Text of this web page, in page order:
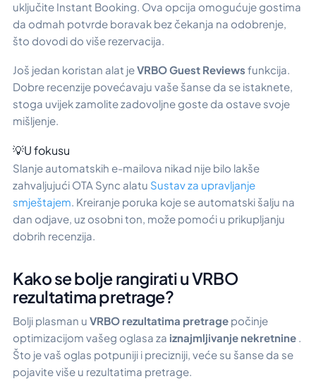
uključite Instant Booking. Ova opcija omogućuje gostima
da odmah potvrde boravak bez čekanja na odobrenje,
što dovodi do više rezervacija.
Još jedan koristan alat jeVRBO Guest Reviews funkcija.
Dobre recenzije povećavaju vaše šanse da se istaknete,
stoga uvijek zamolite zadovoljne goste da ostave svoje
mišljenje.
💡U fokusu
Slanje automatskih e-mailova nikad nije bilo lakše
zahvaljujući OTA Sync alatu Sustav za upravljanje
smještajem. Kreiranje poruka koje se automatski šalju na
dan odjave, uz osobni ton, može pomoći u prikupljanju
dobrih recenzija.
Kako se bolje rangirati u VRBO
rezultatima pretrage?
Bolji plasman u VRBO rezultatima pretrage počinje
optimizacijom vašeg oglasa za iznajmljivanje nekretnine .
Što je vaš oglas potpuniji i precizniji, veće su šanse da se
pojavite više u rezultatima pretrage.